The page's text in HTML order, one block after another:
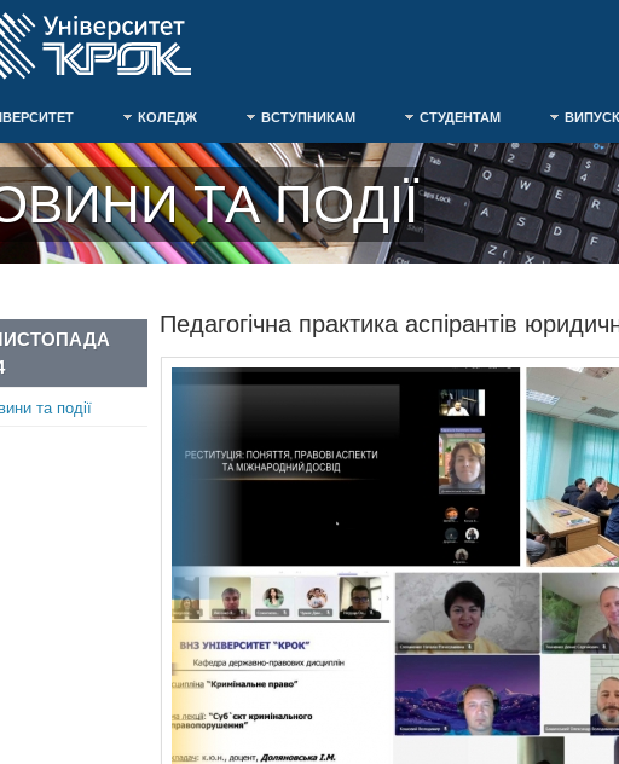
КОЛЕДЖ ВСТУПНИКАМ СТУДЕНТАМ
ТА ПОДІЇ
Педагогічна практика аспірантів
та події